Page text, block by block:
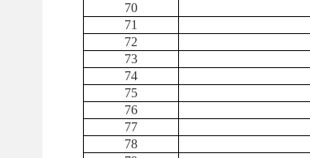
70
71
72
73
74
75
76
77
78